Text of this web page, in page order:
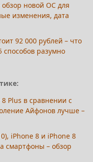
новой ОС для
изменения, дата
92 000 рублей – что
разумно
Plus в сравнении с
Айфонов лучше –
iPhone 8 и iPhone 8
смартфоны – обзор